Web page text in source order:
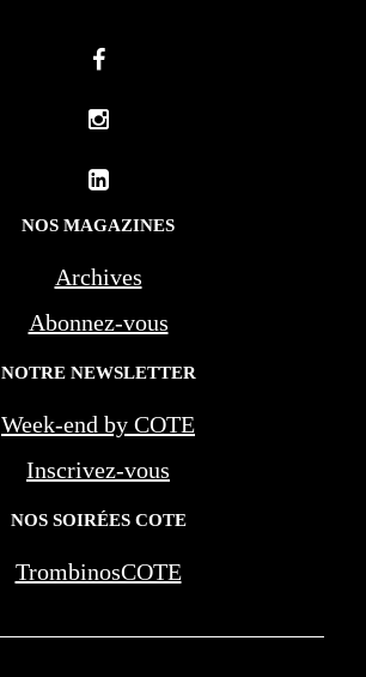
NOS MAGAZINES
Archives
Abonnez-vous
NOTRE NEWSLETTER
Week-end by COTE
Inscrivez-vous
NOS SOIRÉES COTE
TrombinosCOTE